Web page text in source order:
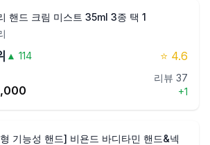
핸드 크림 미스트 35ml 3종 택 1
▲ 114 ⭐ 4.6
리뷰 37
+1
기능성 핸드] 비욘드 바디타민 핸드&넥